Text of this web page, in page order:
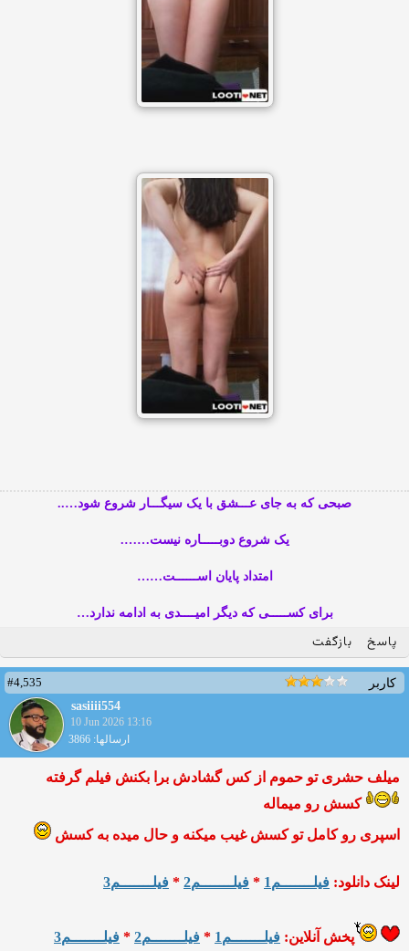
صبحی که به جای عـــشق با یک سیگـــار شروع شود…..
یک شروع دوبـــــاره نیست…….
امتداد پایان اســــــت……
برای کســـــی که دیگر امیــــدی به ادامه ندارد…
پاسخ بازگفت
کاربر
#4,535
sasiiii554
10 Jun 2026 13:16
ارسالها: 3866
میلف حشری تو حموم از کس گشادش برا بکنش فیلم گرفته
کسش رو میماله
اسپری رو کامل تو کسش غیب میکنه و حال میده به کسش
لینک دانلود: فیلـــــــم1 * فیلـــــــم2 * فیلـــــــم3
پخش آنلاین: فیلـــــــم1 * فیلـــــــم2 * فیلـــــــم3